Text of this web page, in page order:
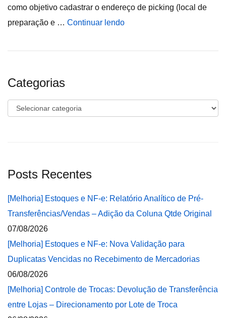
como objetivo cadastrar o endereço de picking (local de
preparação e … Continuar lendo
Categorias
Categorias
Posts Recentes
[Melhoria] Estoques e NF-e: Relatório Analítico de Pré-
Transferências/Vendas – Adição da Coluna Qtde Original
07/08/2026
[Melhoria] Estoques e NF-e: Nova Validação para
Duplicatas Vencidas no Recebimento de Mercadorias
06/08/2026
[Melhoria] Controle de Trocas: Devolução de Transferência
entre Lojas – Direcionamento por Lote de Troca